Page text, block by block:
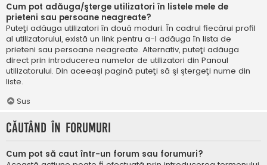
Cum pot adăuga/şterge utilizatori în listele mele de
prieteni sau persoane neagreate?
Puteţi adăuga utilizatori în două moduri. În cadrul fiecărui profil
al utilizatorului, există un link pentru a-l adăuga în lista de
prieteni sau persoane neagreate. Alternativ, puteţi adăuga
direct prin introducerea numelor de utilizatori din Panoul
utilizatorului. Din aceeaşi pagină puteţi să şi ştergeţi nume din
liste.
Sus
Căutând în forumuri
Cum pot să caut într-un forum sau forumuri?